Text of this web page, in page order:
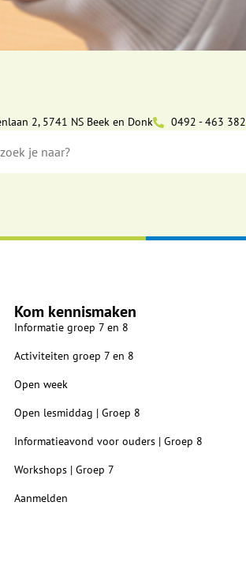
2, 5741 NS Beek en Donk 0492 - 463 382
Kom kennismaken
Informatie groep 7 en 8
Activiteiten groep 7 en 8
Open week
Open lesmiddag | Groep 8
Informatieavond voor ouders | Groep 8
Workshops | Groep 7
Aanmelden